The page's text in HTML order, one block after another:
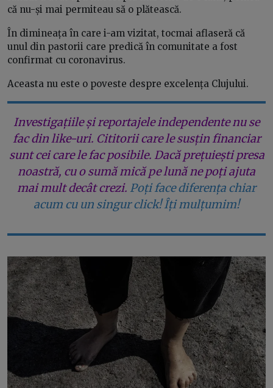
că nu-și mai permiteau să o plătească.
În dimineața în care i-am vizitat, tocmai aflaseră că
unul din pastorii care predică în comunitate a fost
confirmat cu coronavirus.
Aceasta nu este o poveste despre excelența Clujului.
Investigațiile și reportajele independente nu se
fac din like-uri. Cititorii care le susțin financiar
sunt cei care le fac posibile. Dacă prețuiești presa
noastră, cu o sumă mică pe lună ne poți ajuta
mai mult decât crezi. Poți face diferența chiar
acum cu un singur click! Îți mulțumim!